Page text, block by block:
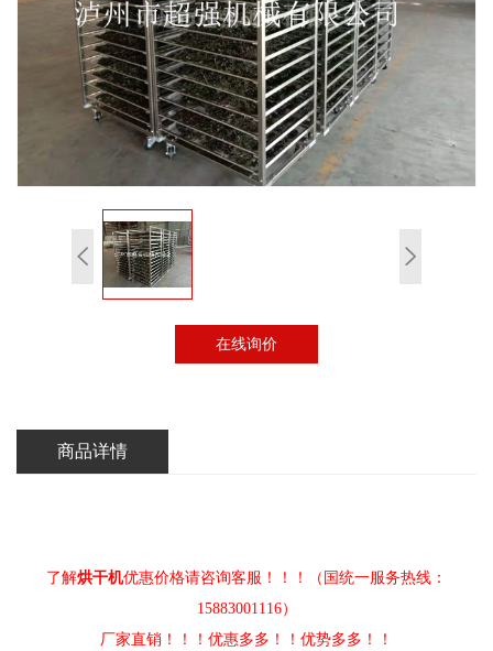
在线询价
商品详情
了解烘干机优惠价格请咨询客服！！！（国统一服务热线：
15883001116）
厂家直销！！！优惠多多！！优势多多！！